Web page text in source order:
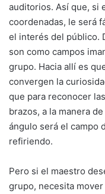
auditorios. Así que, si
coordenadas, le será
el interés del público.
son como campos
grupo. Hacia allí es
convergen la
que para reconocer
brazos, a la manera
ángulo será el campo
refiriendo.
Pero si el maestro
grupo, necesita